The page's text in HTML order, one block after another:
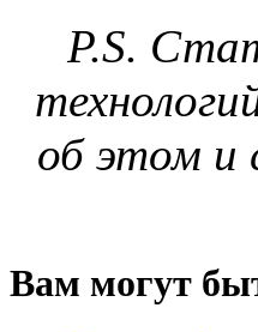
P.S.
об этом и
Вам могут